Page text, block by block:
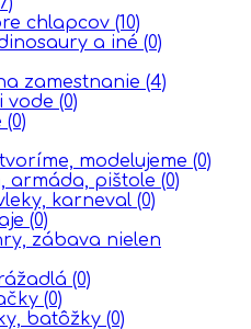
chlapcov (10)
a iné (0)
zamestnanie (4)
vode (0)
(0)
modelujeme (0)
armáda, pištole (0)
karneval (0)
(0)
zábava nielen
(0)
(0)
batôžky (0)